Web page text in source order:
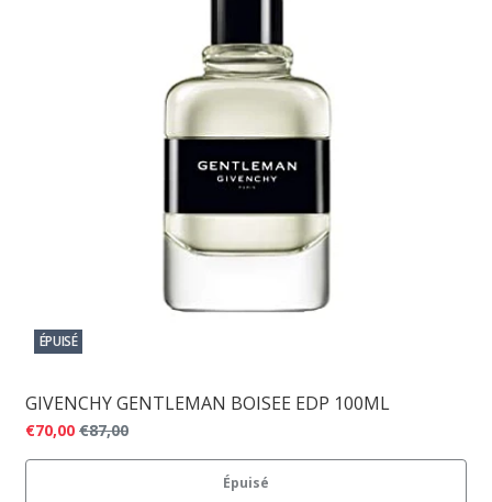
ÉPUISÉ
GIVENCHY GENTLEMAN BOISEE EDP 100ML
€70,00 €87,00
Épuisé